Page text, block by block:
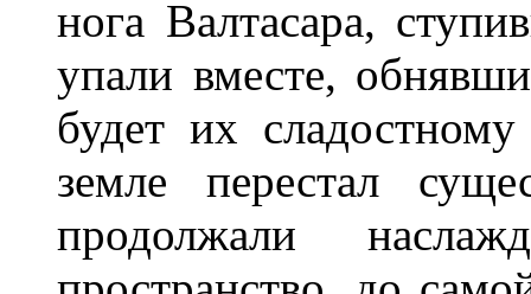
нога Валтасара,
упали вместе,
будет их
земле перестал
продолжали